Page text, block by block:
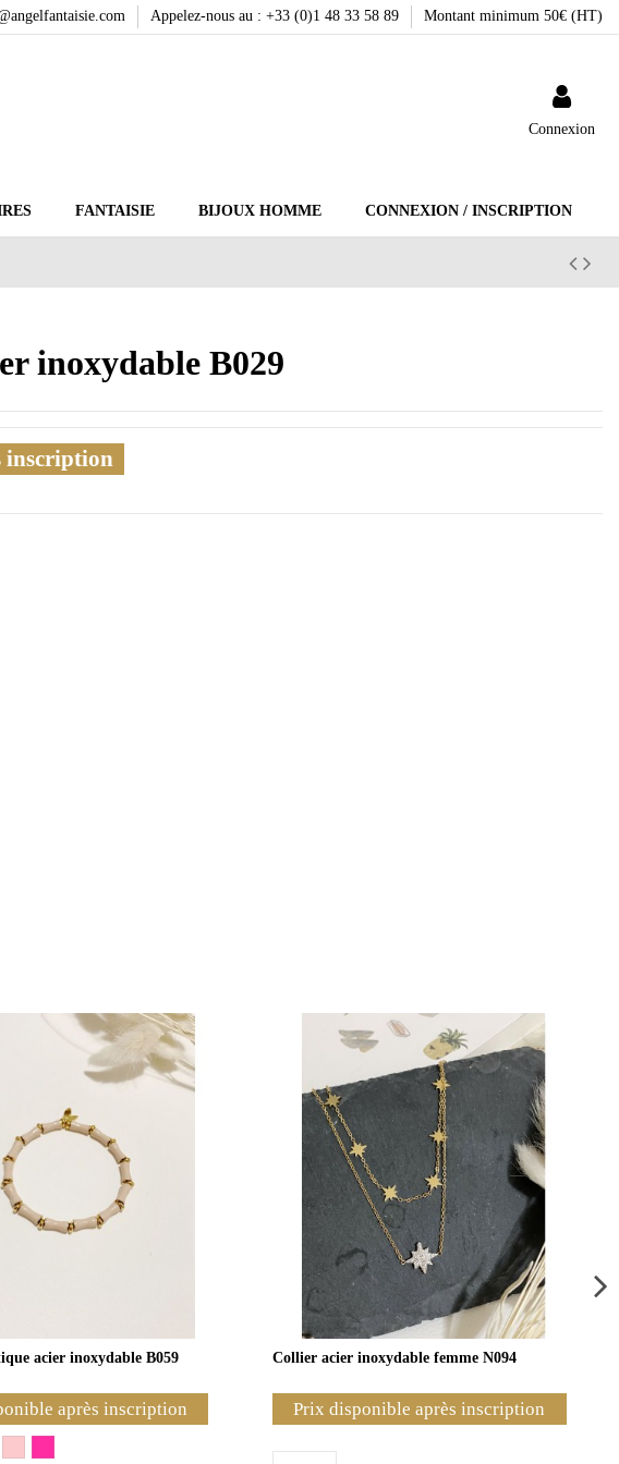
Appelez-nous au : +33 (0)1 48 33 58 89 Montant minimum 50€ (HT)
Connexion
FANTAISIE BIJOUX HOMME CONNEXION / INSCRIPTION
inoxydable B029
inscription
acier inoxydable B059
après inscription
Collier acier inoxydable femme N094
Prix disponible après inscription